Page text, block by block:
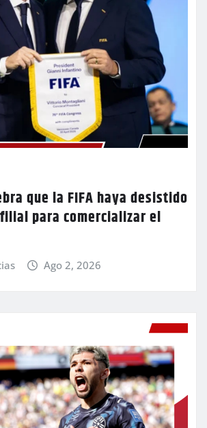
que la FIFA haya desistido
para comercializar el
Ago 2, 2026